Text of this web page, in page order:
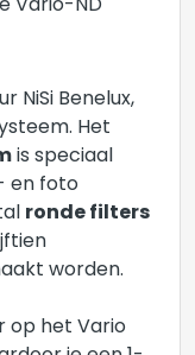
NiSi Benelux,
Het
is speciaal
en foto
ronde filters
worden.
op het Vario